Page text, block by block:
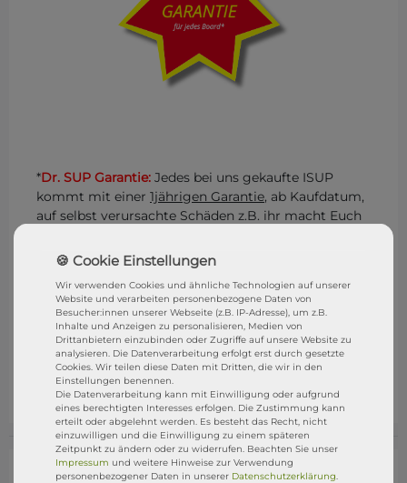
*Dr. SUP Garantie: Jedes bei uns gekaufte ISUP
kommt mit einer 1jährigen Garantie, ab Kaufdatum,
auf selbst verursachte Schäden z.B. ihr macht Euch
brecht den Finnenkasten usw.. Ist der Schaden
reparabel, dann reparieren wir euch das Board
kostenlos in unserer Reparatur WerkstattDr. SUP
Ihr müsst das Board nur anliefern und wir
übernehmen alles weitere. Eure Rechte aus dem
gesetzliche Gewährleistungsrecht bleibt natürlich
bestehen. STRESSFREI SUPen mit derDR. SUP
GARANTIE
Wir verwenden Cookies und ähnliche Technologien auf unserer
Website und verarbeiten personenbezogene Daten von
Besucher:innen unserer Webseite (z.B. IP-Adresse), um z.B.
Inhalte und Anzeigen zu personalisieren, Medien von
Drittanbietern einzubinden oder Zugriffe auf unsere Website zu
analysieren. Die Datenverarbeitung erfolgt erst durch gesetzte
Cookies. Wir teilen diese Daten mit Dritten, die wir in den
Einstellungen benennen.
Die Datenverarbeitung kann mit Einwilligung oder aufgrund
eines berechtigten Interesses erfolgen. Die Zustimmung kann
erteilt oder abgelehnt werden. Es besteht das Recht, nicht
einzuwilligen und die Einwilligung zu einem späteren
Zeitpunkt zu ändern oder zu widerrufen. Beachten Sie unser
Impressum und weitere Hinweise zur Verwendung
personenbezogener Daten in unserer Daten­schutz­erklärung